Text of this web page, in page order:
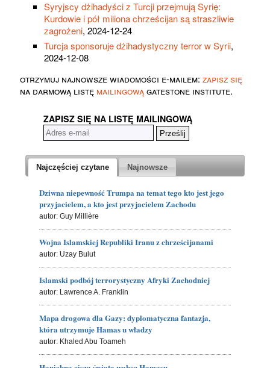
Syryjscy dżihadyści z Turcji przejmują Syrię:
Kurdowie i pół miliona chrześcijan są straszliwie
zagrożeni, 2024-12-24
Turcja sponsoruje dżihadystyczny terror w Syrii,
2024-12-08
otrzymuj najnowsze wiadomości e-mailem: zapisz się
na darmową listę mailingowągatestone institute.
ZAPISZ SIĘ NA LISTĘ MAILINGOWĄ
Najczęściej czytane Najnowsze
Dziwna niepewność Trumpa na temat tego kto jest jego
przyjacielem, a kto jest przyjacielem Zachodu
autor: Guy Millière
Wojna Islamskiej Republiki Iranu z chrześcijanami
autor: Uzay Bulut
Islamski podbój terrorystyczny Afryki Zachodniej
autor: Lawrence A. Franklin
Mapa drogowa dla Gazy: dyplomatyczna fantazja,
która utrzymuje Hamas u władzy
autor: Khaled Abu Toameh